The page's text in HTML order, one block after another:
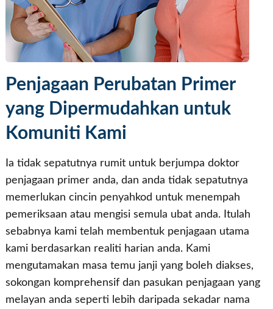
Penjagaan Perubatan Primer
yang Dipermudahkan untuk
Komuniti Kami
Ia tidak sepatutnya rumit untuk berjumpa doktor
penjagaan primer anda, dan anda tidak sepatutnya
memerlukan cincin penyahkod untuk menempah
pemeriksaan atau mengisi semula ubat anda. Itulah
sebabnya kami telah membentuk penjagaan utama
kami berdasarkan realiti harian anda. Kami
mengutamakan masa temu janji yang boleh diakses,
sokongan komprehensif dan pasukan penjagaan yang
melayan anda seperti lebih daripada sekadar nama